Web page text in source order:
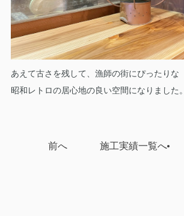
あえて古さを残して、漁師の街にぴったりな
昭和レトロの居心地の良い空間になりました。
前へ 施工実績一覧へ